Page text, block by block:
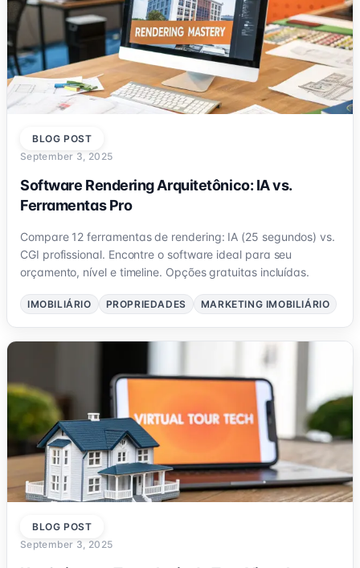
BLOG POST
September 3, 2025
Software Rendering Arquitetônico: IA vs.
Ferramentas Pro
Compare 12 ferramentas de rendering: IA (25 segundos) vs.
CGI profissional. Encontre o software ideal para seu
orçamento, nível e timeline. Opções gratuitas incluídas.
IMOBILIÁRIO PROPRIEDADES MARKETING IMOBILIÁRIO
BLOG POST
September 3, 2025